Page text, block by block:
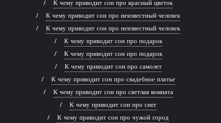
К чему приводит сон про красный цветок
К чему приводит сон про неизвестный человек
К чему приводит сон про неизвестный человек
К чему приводит сон про подарок
К чему приводит сон про подарок
К чему приводит сон про самолет
К чему приводит сон про свадебное платье
К чему приводит сон про светлая комната
К чему приводит сон про снег
К чему приводит сон про чужой город